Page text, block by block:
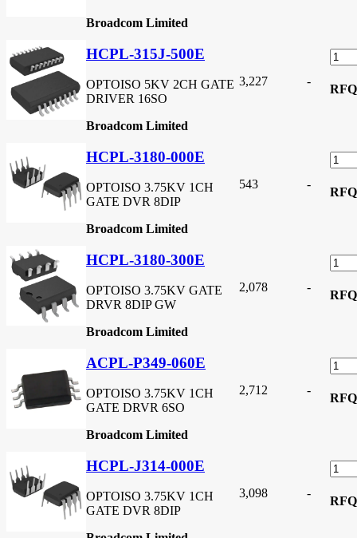
Broadcom Limited
HCPL-315J-500E
OPTOISO 5KV 2CH GATE
DRIVER 16SO
Broadcom Limited
3,227 -
RFQ
HCPL-3180-000E
OPTOISO 3.75KV 1CH
GATE DVR 8DIP
Broadcom Limited
543 -
RFQ
HCPL-3180-300E
OPTOISO 3.75KV GATE
DRVR 8DIP GW
Broadcom Limited
2,078 -
RFQ
ACPL-P349-060E
OPTOISO 3.75KV 1CH
GATE DRVR 6SO
Broadcom Limited
2,712 -
RFQ
HCPL-J314-000E
OPTOISO 3.75KV 1CH
GATE DVR 8DIP
3,098 -
RFQ